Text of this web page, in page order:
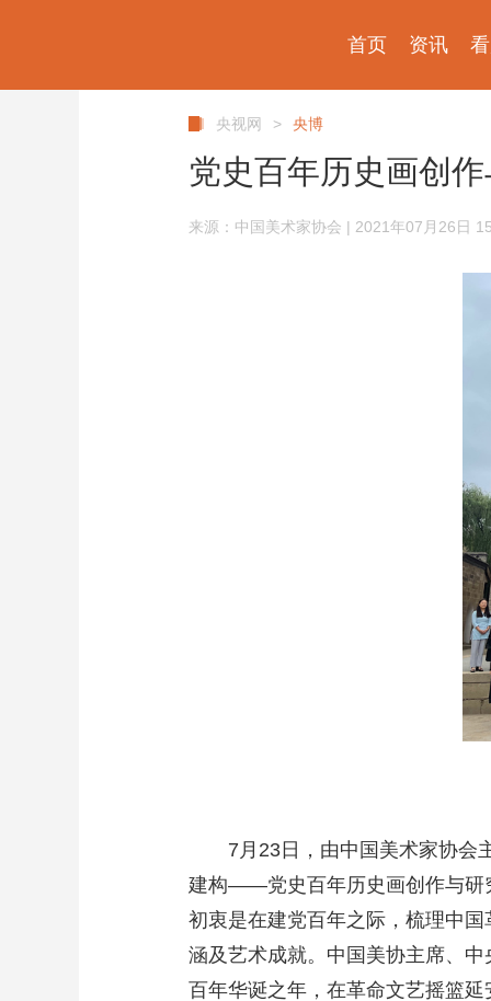
首页 资讯
央视网 > 央博
党史百年历史画创
来源：中国美术家协会 | 2021年07月26日
7月23日，由中国美术家协会
建构——党史百年历史画创作与研
初衷是在建党百年之际，梳理中
涵及艺术成就。中国美协主席、
百年华诞之年，在革命文艺摇篮